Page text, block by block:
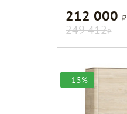
212 000Р
249 412Р
- 15%